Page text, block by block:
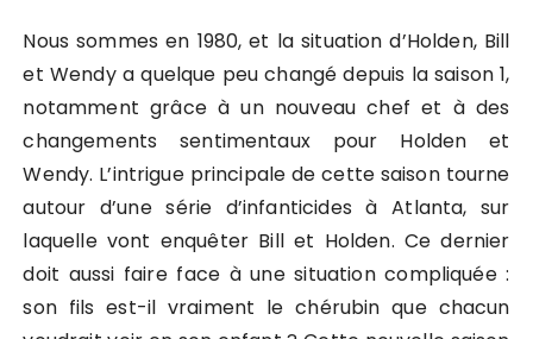
Nous sommes en 1980, et la situation d’Holden, Bill
et Wendy a quelque peu changé depuis la saison 1,
notamment grâce à un nouveau chef et à des
changements sentimentaux pour Holden et
Wendy. L’intrigue principale de cette saison tourne
autour d’une série d’infanticides à Atlanta, sur
laquelle vont enquêter Bill et Holden. Ce dernier
doit aussi faire face à une situation compliquée :
son fils est-il vraiment le chérubin que chacun